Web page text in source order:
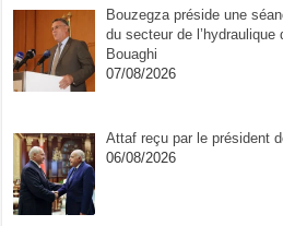
Bouzegza préside une
du secteur de l’hydraulique
Bouaghi
07/08/2026
Attaf reçu par le président
06/08/2026